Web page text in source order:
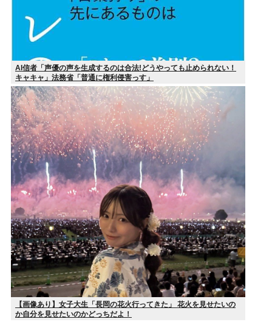
AI信者「声優の声を生成するのは合法!どうやっても止められない！
キャキャ」法務省「普通に権利侵害っす」
【画像あり】女子大生「長岡の花火行ってきた」 花火を見せたいの
か自分を見せたいのかどっちだよ！